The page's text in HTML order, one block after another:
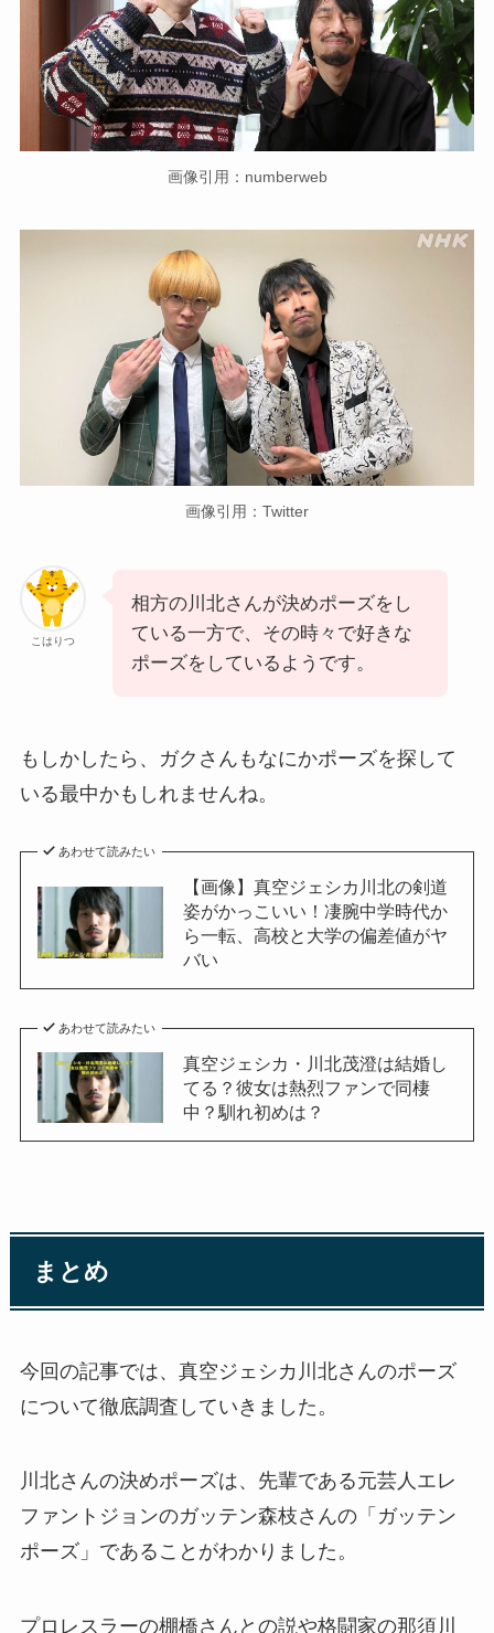
画像引用：numberweb
画像引用：Twitter
こはりつ
相方の川北さんが決めポーズをし
ている一方で、その時々で好きな
ポーズをしているようです。
もしかしたら、ガクさんもなにかポーズを探して
いる最中かもしれませんね。
あわせて読みたい
【画像】真空ジェシカ川北の剣道
姿がかっこいい！凄腕中学時代か
ら一転、高校と大学の偏差値がヤ
バい
あわせて読みたい
真空ジェシカ・川北茂澄は結婚し
てる？彼女は熱烈ファンで同棲
中？馴れ初めは？
まとめ
今回の記事では、真空ジェシカ川北さんのポーズ
について徹底調査していきました。
川北さんの決めポーズは、先輩である元芸人エレ
ファントジョンのガッテン森枝さんの「ガッテン
ポーズ」であることがわかりました。
プロレスラーの棚橋さんとの説や格闘家の那須川